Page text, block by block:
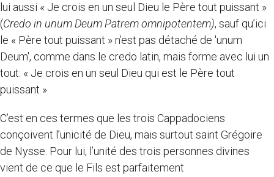
lui aussi « Je crois en un seul Dieu le Père tout puissant »
(Credo in unum Deum Patrem omnipotentem), sauf qu’ici
le « Père tout puissant » n’est pas détaché de 'unum
Deum', comme dans le credo latin, mais forme avec lui un
tout: « Je crois en un seul Dieu qui est le Père tout
puissant ».
C’est en ces termes que les trois Cappadociens
conçoivent l’unicité de Dieu, mais surtout saint Grégoire
de Nysse. Pour lui, l’unité des trois personnes divines
vient de ce que le Fils est parfaitement